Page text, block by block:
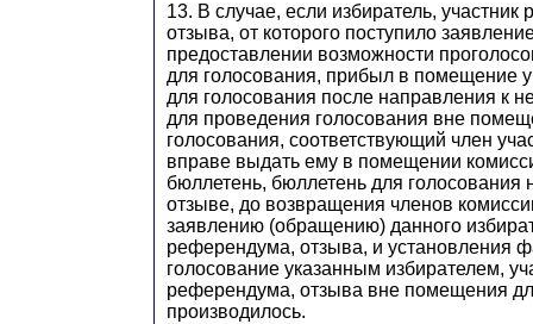
13. В случае, если избиратель,
отзыва, от которого поступило
предоставлении возможности
для голосования, прибыл в помещение
для голосования после направления к
для проведения голосования вне
голосования, соответствующий член
вправе выдать ему в помещении
бюллетень, бюллетень для
отзыве, до возвращения членов
заявлению (обращению) данного
референдума, отзыва, и установления
голосование указанным избирателем,
референдума, отзыва вне помещения
производилось.